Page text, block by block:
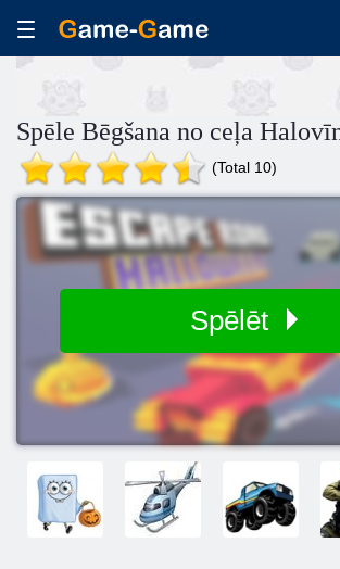
Spēle Bēgšana no ceļa
(Total 10)
Spēlēt